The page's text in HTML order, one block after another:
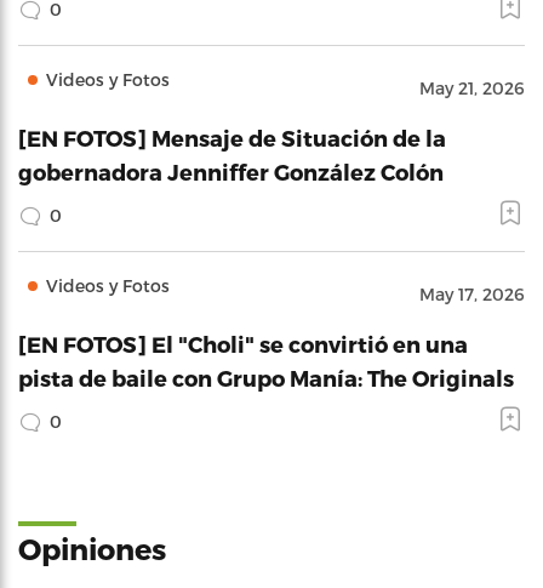
0
Videos y Fotos May 21, 2026
[EN FOTOS] Mensaje de Situación de la
gobernadora Jenniffer González Colón
0
Videos y Fotos May 17, 2026
[EN FOTOS] El "Choli" se convirtió en una
pista de baile con Grupo Manía: The Originals
0
Opiniones